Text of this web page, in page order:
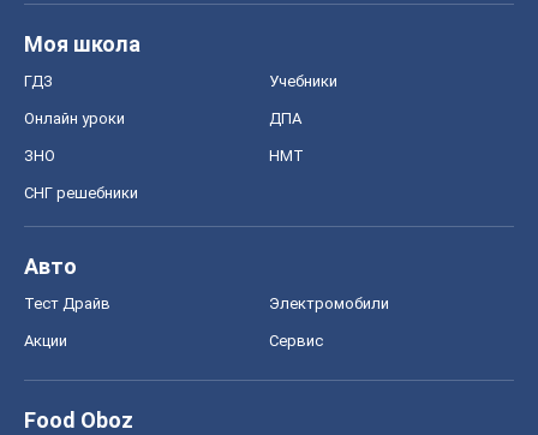
Моя школа
ГДЗ Учебники
Онлайн уроки ДПА
ЗНО НМТ
СНГ решебники
Авто
Тест Драйв Электромобили
Акции Сервис
Food Oboz